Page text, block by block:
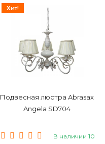
Хит!
Подвесная люстра Abrasax
Angela SD704
В наличии 10